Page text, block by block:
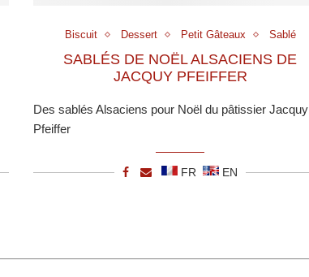
Biscuit Dessert Petit Gâteaux Sablé
SABLÉS DE NOËL ALSACIENS DE
JACQUY PFEIFFER
Des sablés Alsaciens pour Noël du pâtissier Jacquy
Pfeiffer
FR EN